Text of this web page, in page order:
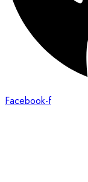
Facebook-f